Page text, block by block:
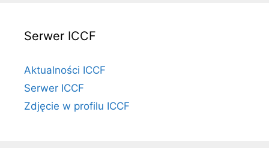
Serwer ICCF
Aktualności ICCF
Serwer ICCF
Zdjęcie w profilu ICCF